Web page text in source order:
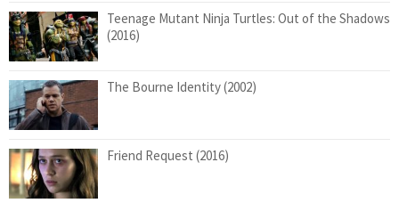
Teenage Mutant Ninja Turtles: Out of the Shadows
(2016)
The Bourne Identity (2002)
Friend Request (2016)